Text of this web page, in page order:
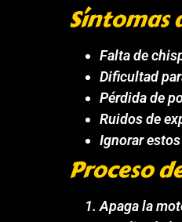
Síntomas
Falta de
Dificultad
Pérdida de
Ruidos de
Ignorar
Proceso
Apaga la